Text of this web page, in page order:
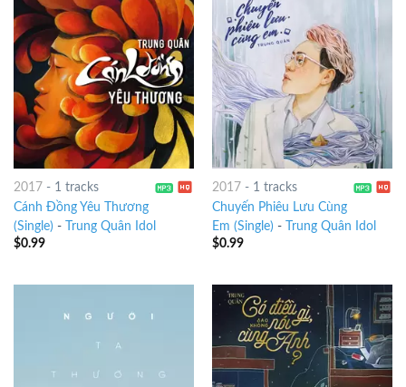
2017 - 1 tracks
Cánh Đồng Yêu Thương
(Single) -
Trung Quân Idol
$0.99
2017 - 1 tracks
Chuyến Phiêu Lưu Cùng
Em (Single) -
Trung Quân Idol
$0.99